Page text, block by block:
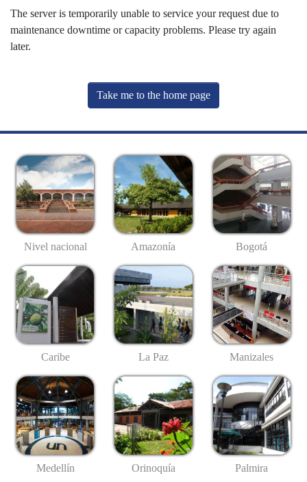
The server is temporarily unable to service your request due to
maintenance downtime or capacity problems. Please try again
later.
Take me to the home page
Nivel nacional Amazonía Bogotá
Caribe La Paz Manizales
Medellín Orinoquía Palmira